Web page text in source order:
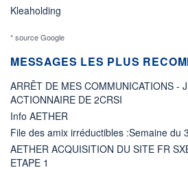
Kleaholding
* source Google
MESSAGES LES PLUS
ARRÊT DE MES COMMUNICATIONS -
ACTIONNAIRE DE 2CRSI
Info AETHER
File des amix irréductibles :Semaine du
AETHER ACQUISITION DU SITE FR
ETAPE 1